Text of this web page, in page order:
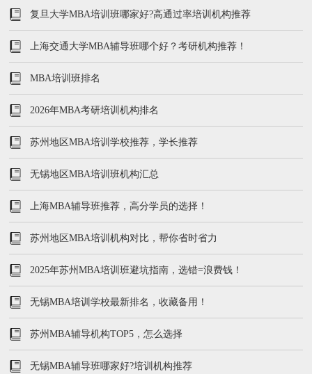
复旦大学MBA培训班哪家好?高通过率培训机构推荐
上海交通大学MBA辅导班哪个好？考研机构推荐！
MBA培训班排名
2026年MBA考研培训机构排名
苏州地区MBA培训学校推荐，学长推荐
无锡地区MBA培训班机构汇总
上海MBA辅导班推荐，高分学员的选择！
苏州地区MBA培训机构对比，帮你省时省力
2025年苏州MBA培训班避坑指南，选错=浪费钱！
无锡MBA培训学校最新排名，收藏备用！
苏州MBA辅导机构TOP5，怎么选择
无锡MBA辅导班哪家好?培训机构推荐